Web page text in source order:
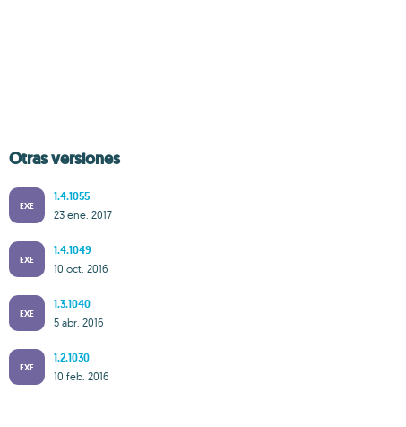
Otras versiones
EXE
1.4.1055
23 ene. 2017
EXE
1.4.1049
10 oct. 2016
EXE
1.3.1040
5 abr. 2016
EXE
1.2.1030
10 feb. 2016